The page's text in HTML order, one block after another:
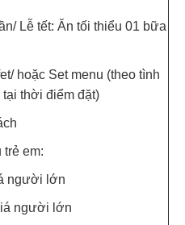
Lễ tết: Ăn tối thiểu 01 bữa
hoặc Set menu (theo tình
thời điểm đặt)
trẻ em:
người lớn
người lớn